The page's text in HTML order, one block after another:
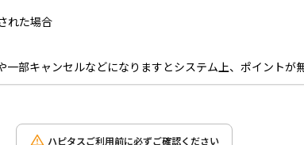
れた場合
一部キャンセルなどになりますとシステム上、ポイントが
ハピタスご利用前に必ずご確認ください